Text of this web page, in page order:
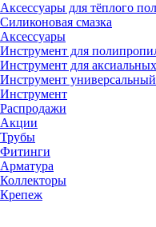
Аксессуары для тёплого
Силиконовая смазка
Аксессуары
Инструмент для
Инструмент для
Инструмент универсальный
Инструмент
Распродажи
Акции
Трубы
Фитинги
Арматура
Коллекторы
Крепеж